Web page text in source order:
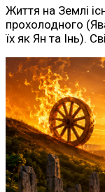
Життя на Землі
прохолодного
їх як Ян та Інь).